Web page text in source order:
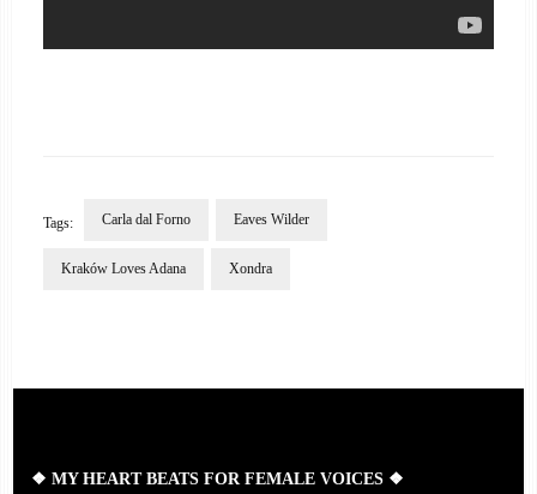
Tags: Carla dal Forno Eaves Wilder
Kraków Loves Adana Xondra
Navigation
❖ MY HEART BEATS FOR FEMALE VOICES ❖